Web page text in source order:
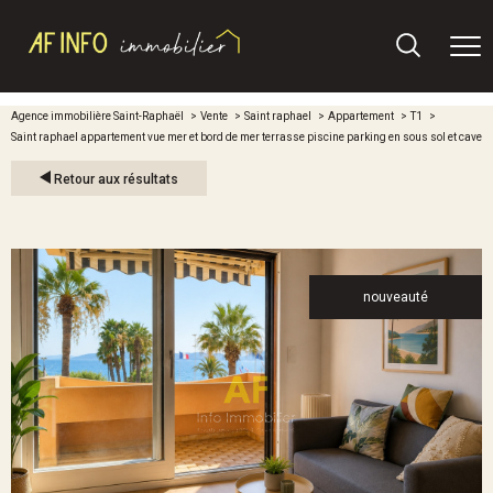
Agence immobilière Saint-Raphaël Vente Saint raphael Appartement
T1
Saint raphael appartement vue mer et bord de mer terrasse piscine parking en sous sol et cave
Retour aux résultats
nouveauté